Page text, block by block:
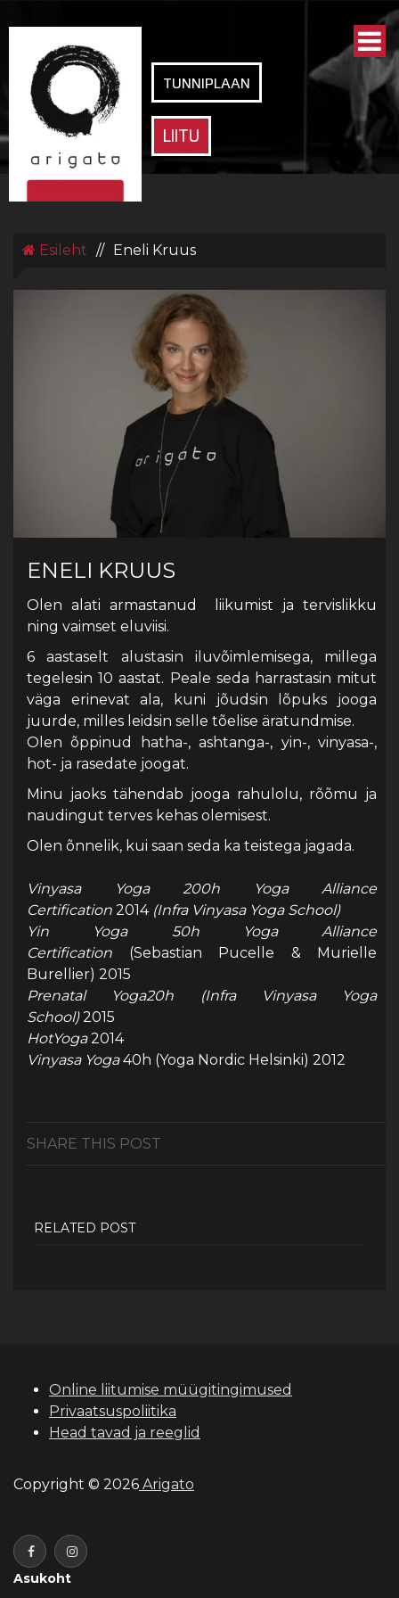
TUNNIPLAAN
LIITU
SPORDIKLUBI
Esileht // Eneli Kruus
ENELI KRUUS
Olen alati armastanud liikumist ja tervislikku
ning vaimset eluviisi.
6 aastaselt alustasin iluvõimlemisega, millega
tegelesin 10 aastat. Peale seda harrastasin mitut
väga erinevat ala, kuni jõudsin lõpuks jooga
juurde, milles leidsin selle tõelise äratundmise.
Olen õppinud hatha-, ashtanga-, yin-, vinyasa-,
hot- ja rasedate joogat.
Minu jaoks tähendab jooga rahulolu, rõõmu ja
naudingut terves kehas olemisest.
Olen õnnelik, kui saan seda ka teistega jagada.
Vinyasa Yoga 200h Yoga Alliance
Certification 2014(Infra Vinyasa Yoga School)
Yin Yoga 50h Yoga Alliance
Certification (Sebastian Pucelle & Murielle
Burellier) 2015
Prenatal Yoga20h
(Infra Vinyasa Yoga
School)2015
HotYoga2014
Vinyasa Yoga40h (Yoga Nordic Helsinki) 2012
SHARE THIS POST
RELATED POST
Online liitumise müügitingimused
Privaatsuspoliitika
Head tavad ja reeglid
Copyright © 2026 Arigato
Asukoht